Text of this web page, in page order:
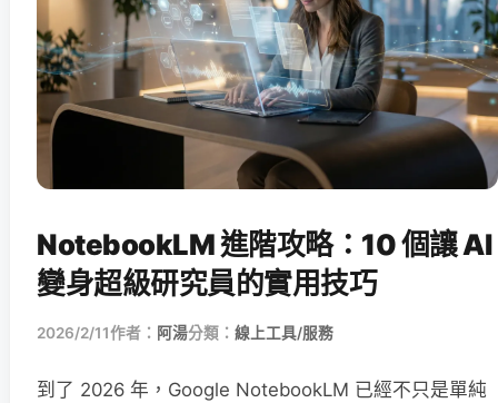
NotebookLM 進階攻略：10 個讓 AI
變身超級研究員的實用技巧
2026/2/11作者： 阿湯分類： 線上工具/服務
到了 2026 年，Google NotebookLM 已經不只是單純